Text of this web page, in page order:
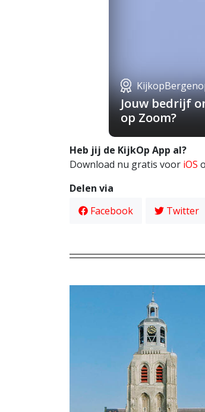
Jouw bedrijf
op Zoom?
Heb jij de KijkOp App al?
Download nu gratis voor iOS
Delen via
Facebook
Twitter